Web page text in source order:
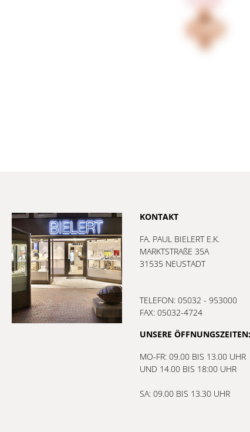
KONTAKT
FA. PAUL BIELERT E.K.
MARKTSTRAßE 35A
31535 NEUSTADT
TELEFON: 05032 - 953000
FAX: 05032-4724
UNSERE ÖFFNUNGSZEITEN:
MO-FR: 09.00 BIS 13.00 UHR
UND 14.00 BIS 18:00 UHR
SA: 09.00 BIS 13.30 UHR